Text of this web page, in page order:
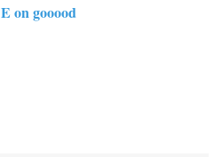
on gooood